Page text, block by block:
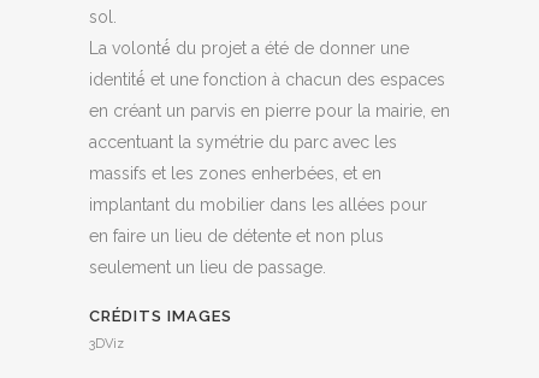
sol.
La volonté́ du projet a été de donner une
identité́ et une fonction à chacun des espaces
en créant un parvis en pierre pour la mairie, en
accentuant la symétrie du parc avec les
massifs et les zones enherbées, et en
implantant du mobilier dans les allées pour
en faire un lieu de détente et non plus
seulement un lieu de passage.
CRÉDITS IMAGES
3DViz